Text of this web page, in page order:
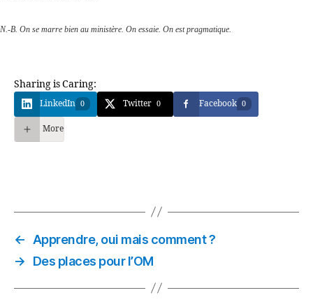
N.-B. On se marre bien au ministère. On essaie. On est pragmatique.
Sharing is Caring:
LinkedIn 0 Twitter 0 Facebook 0
More
← Apprendre, oui mais comment ?
→
Des places pour l’OM